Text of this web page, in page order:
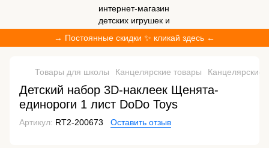
→ Постоянные скидки ✨ кликай здесь ←
Товары для школы Канцелярские товары Канцелярские
Детский набор 3D-наклеек Щенята-
единороги 1 лист DoDo Toys
Артикул: RT2-200673 Оставить отзыв